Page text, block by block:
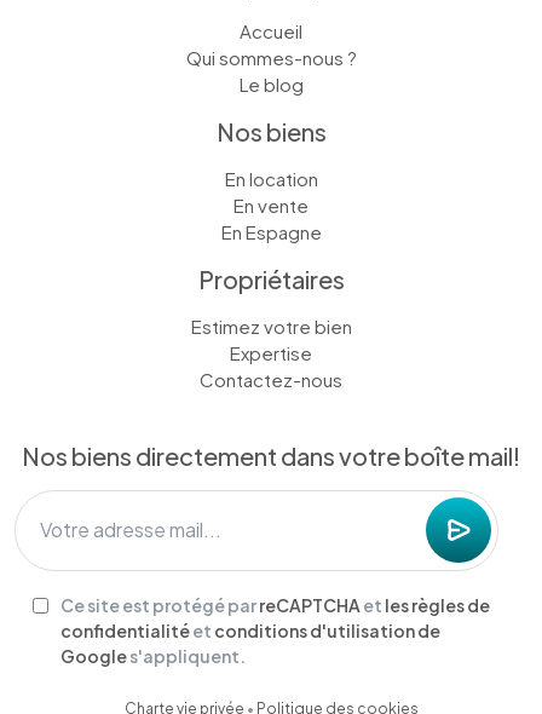
Accueil
Qui sommes-nous ?
Le blog
Nos biens
En location
En vente
En Espagne
Propriétaires
Estimez votre bien
Expertise
Contactez-nous
Nos biens directement dans votre boîte mail!
Ce site est protégé parreCAPTCHA et les règles de
confidentialitéet conditions d'utilisation de
Googles'appliquent.
Charte vie privée • Politique des cookies